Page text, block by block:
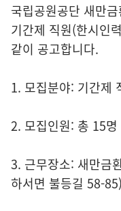
국립공원공단 새만
기간제 직원(한시인
같이 공고합니다.
1. 모집분야: 기간제
2. 모집인원: 총 15명
3. 근무장소: 새만금
하서면 불등길 58-85)